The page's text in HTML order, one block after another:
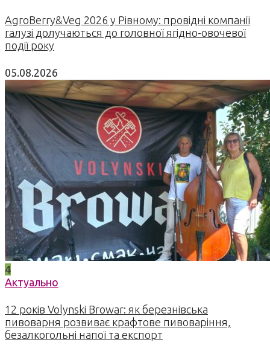
AgroBerry&Veg 2026 у Рівному: провідні компанії
галузі долучаються до головної ягідно-овочевої
події року
05.08.2026
4
Актуально
12 років Volynski Browar: як березнівська
пивоварня розвиває крафтове пивоваріння,
безалкогольні напої та експорт